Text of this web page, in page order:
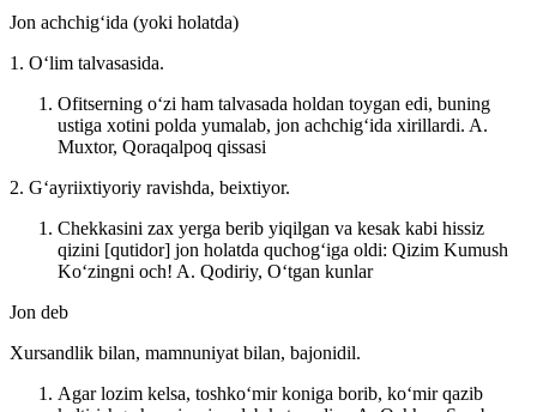
Jon achchigʻida (yoki holatda)
1. Oʻlim talvasasida.
Ofitserning oʻzi ham talvasada holdan toygan edi, buning
ustiga xotini polda yumalab, jon achchigʻida xirillardi. A.
Muxtor, Qoraqalpoq qissasi
2. Gʻayriixtiyoriy ravishda, beixtiyor.
Chekkasini zax yerga berib yiqilgan va kesak kabi hissiz
qizini [qutidor] jon holatda quchogʻiga oldi: Qizim Kumush
Koʻzingni och! A. Qodiriy, Oʻtgan kunlar
Jon deb
Xursandlik bilan, mamnuniyat bilan, bajonidil.
Agar lozim kelsa, toshkoʻmir koniga borib, koʻmir qazib